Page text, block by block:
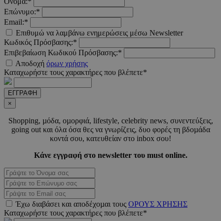
Επώνυμο:*
Email:*
Επιθυμώ να λαμβάνω ενημερώσεις μέσω Newsletter
Κωδικός Πρόσβασης:*
Επιβεβαίωση Κωδικού Πρόσβασης:*
Αποδοχή όρων χρήσης
Καταχωρήστε τους χαρακτήρες που βλέπετε*
ΕΓΓΡΑΦΗ
×
Shopping, µόδα, οµορφιά, lifestyle, celebrity news, συνεντεύξεις,
going out και όλα όσα θες να γνωρίζεις, δυο φορές τη βδοµάδα
κοντά σου, κατευθείαν στο inbox σου!
Κάνε εγγραφή στο newsletter του must online.
Έχω διαβάσει και αποδέχοµαι τους ΟΡΟΥΣ ΧΡΗΣΗΣ
Καταχωρήστε τους χαρακτήρες που βλέπετε*
__cf_bm
Cloudflare Inc.
Google